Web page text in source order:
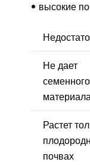
высокие
Не дает
семенного
Растет
почвах